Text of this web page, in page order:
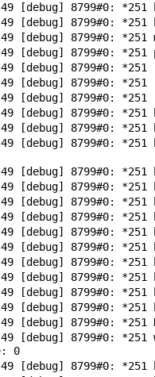
[debug] 8799#0:
[debug] 8799#0: *251